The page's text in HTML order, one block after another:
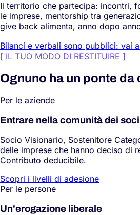
Il territorio che partecipa: incontri,
le imprese, mentorship tra
give back alimenta, anno dopo
Bilanci e verbali sono pubblici: vai
[ IL TUO MODO DI RESTITUIRE ]
Ognuno ha un ponte da
Per le aziende
Entrare nella comunità dei soci
Socio Visionario, Sostenitore
delle imprese che hanno deciso di
Contributo deducibile.
Scopri i livelli di adesione
Per le persone
Un'erogazione liberale